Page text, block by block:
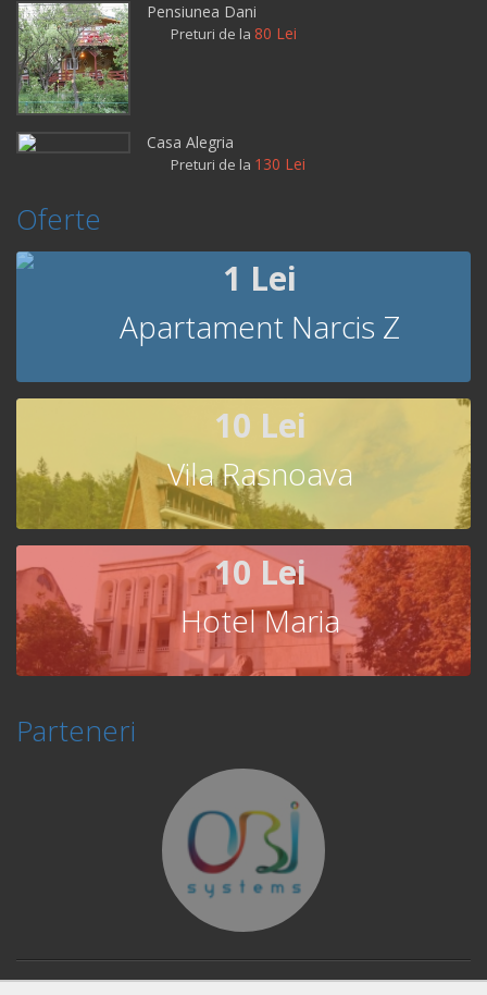
Pensiunea Dani
Preturi de la 80 Lei
Casa Alegria
Preturi de la 130 Lei
Oferte
1 Lei
Apartament Narcis Z
10 Lei
Vila Rasnoava
10 Lei
Hotel Maria
Parteneri
© Copyright 2026 Book Fast and Smart